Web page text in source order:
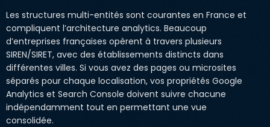
Les structures multi-entités sont courantes en France et
compliquent l’architecture analytics. Beaucoup
d’entreprises françaises opèrent à travers plusieurs
SIREN/SIRET, avec des établissements distincts dans
différentes villes. Si vous avez des pages ou microsites
séparés pour chaque localisation, vos propriétés Google
Analytics et Search Console doivent suivre chacune
indépendamment tout en permettant une vue
consolidée.